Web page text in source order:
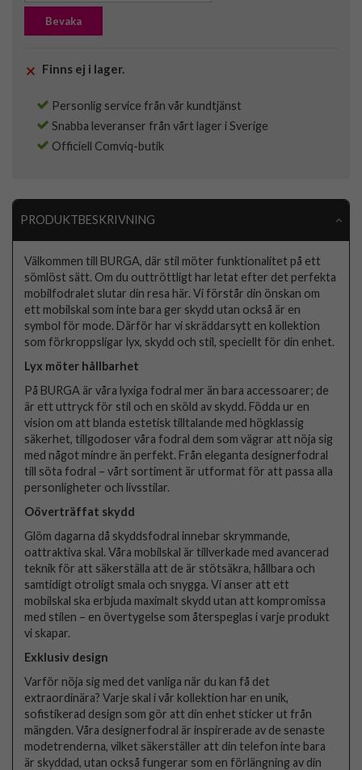
Bevaka
Finns ej i lager.
Personlig service från vår kundtjänst
Snabba leveranser från vårt lager i Sverige
Officiell Comviq-butik
PRODUKTBESKRIVNING
Välkommen till BURGA, där stil möter funktionalitet på ett
sömlöst sätt. Om du outtröttligt har letat efter det perfekta
mobilfodralet slutar din resa här. Vi förstår din önskan om
ett mobilskal som inte bara ger skydd utan också är en
symbol för mode. Därför har vi skräddarsytt en kollektion
som förkroppsligar lyx, skydd och stil, speciellt för din enhet.
Lyx möter hållbarhet
På BURGA är våra lyxiga fodral mer än bara accessoarer; de
är ett uttryck för stil och en sköld av skydd. Födda ur en
vision om att blanda estetisk tilltalande med högklassig
säkerhet, tillgodoser våra fodral dem som vägrar att nöja sig
med något mindre än perfekt. Från eleganta designerfodral
till söta fodral – vårt sortiment är utformat för att passa alla
personligheter och livsstilar.
Oöverträffat skydd
Glöm dagarna då skyddsfodral innebar skrymmande,
oattraktiva skal. Våra mobilskal är tillverkade med avancerad
teknik för att säkerställa att de är stötsäkra, hållbara och
samtidigt otroligt smala och snygga. Vi anser att ett
mobilskal ska erbjuda maximalt skydd utan att kompromissa
med stilen – en övertygelse som återspeglas i varje produkt
vi skapar.
Exklusiv design
Varför nöja sig med det vanliga när du kan få det
extraordinära? Varje skal i vår kollektion har en unik,
sofistikerad design som gör att din enhet sticker ut från
mängden. Våra designerfodral är inspirerade av de senaste
modetrenderna, vilket säkerställer att din telefon inte bara
är skyddad, utan också fungerar som en förlängning av din